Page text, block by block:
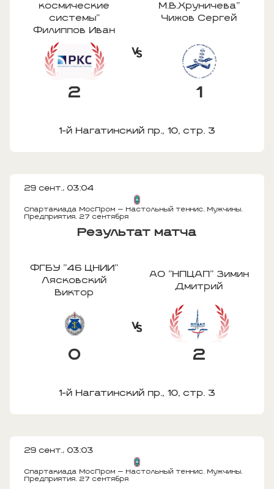
космические
системы"
Филиппов Иван
2
М.В.Хруничева"
Чижов Сергей
1
1-й Нагатинский пр., 10, стр. 3
29 сент., 03:04
Спартакиада МосПром — Настольный теннис. Мужчины.
Предприятия. 27 сентября
Результат матча
ФГБУ "46 ЦНИИ"
Лясковский
Виктор
0
АО "НПЦАП" Зимин
Дмитрий
2
1-й Нагатинский пр., 10, стр. 3
29 сент., 03:03
Спартакиада МосПром — Настольный теннис. Мужчины.
Предприятия. 27 сентября